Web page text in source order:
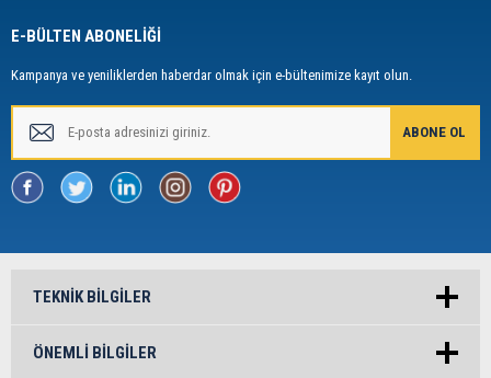
E-BÜLTEN ABONELİĞİ
Kampanya ve yeniliklerden haberdar olmak için e-bültenimize kayıt olun.
TEKNIK BILGILER
ÖNEMLI BILGILER